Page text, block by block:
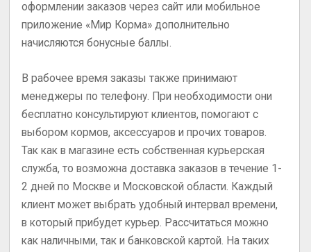
оформлении заказов через сайт или мобильное
приложение «Мир Корма» дополнительно
начисляются бонусные баллы.
В рабочее время заказы также принимают
менеджеры по телефону. При необходимости они
бесплатно консультируют клиентов, помогают с
выбором кормов, аксессуаров и прочих товаров.
Так как в магазине есть собственная курьерская
служба, то возможна доставка заказов в течение 1-
2 дней по Москве и Московской области. Каждый
клиент может выбрать удобный интервал времени,
в который прибудет курьер. Рассчитаться можно
как наличными, так и банковской картой. На таких